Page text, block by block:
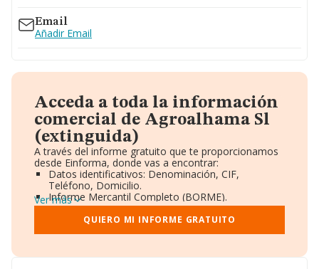
Email
Añadir Email
Acceda a toda la información
comercial de Agroalhama Sl
(extinguida)
A través del informe gratuito que te proporcionamos
desde Einforma, donde vas a encontrar:
Datos identificativos: Denominación, CIF,
Teléfono, Domicilio.
Informe Mercantil Completo (BORME).
Gráficos de Evolución Ventas y Empleados.
Consejo de Administración y Administradores.
Directivos y Ejecutivos.
Ver más
QUIERO MI INFORME GRATUITO